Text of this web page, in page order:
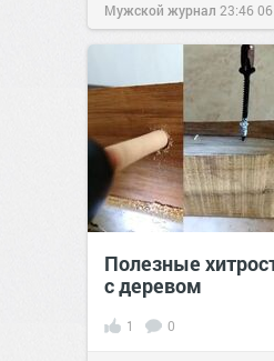
Мужской журнал 23:46
Полезные
с деревом
1 0